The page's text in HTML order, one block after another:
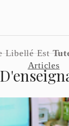
Libellé Est
Articles